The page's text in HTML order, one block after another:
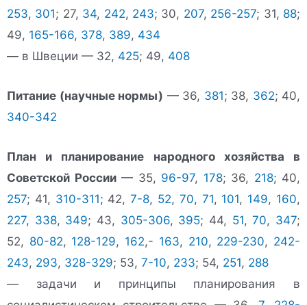
253, 301; 27, 34, 242, 243; 30, 207, 256-257; 31, 88;
49, 165-166, 378, 389, 434
— в Швеции — 32, 425; 49, 408
Питание (научные нормы) — 36, 381; 38, 362; 40,
340-342
План и планирование народного хозяйства в
Советской России— 35, 96-97, 178; 36, 218; 40,
257; 41, 310-311; 42,7-8, 52, 70, 71, 101, 149, 160,
227, 338, 349; 43, 305-306, 395; 44, 51,70, 347;
52, 80-82, 128-129, 162,- 163, 210, 229-230, 242-
243, 293, 328-329; 53, 7-10, 233; 54, 251, 288
— задачи и принципы планирования в